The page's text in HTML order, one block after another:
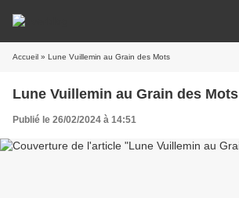
Accueil » Lune Vuillemin au Grain des Mots
Lune Vuillemin au Grain des Mots
Publié le 26/02/2024 à 14:51